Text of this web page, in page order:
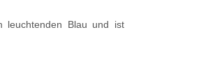
leuchtenden Blau und ist